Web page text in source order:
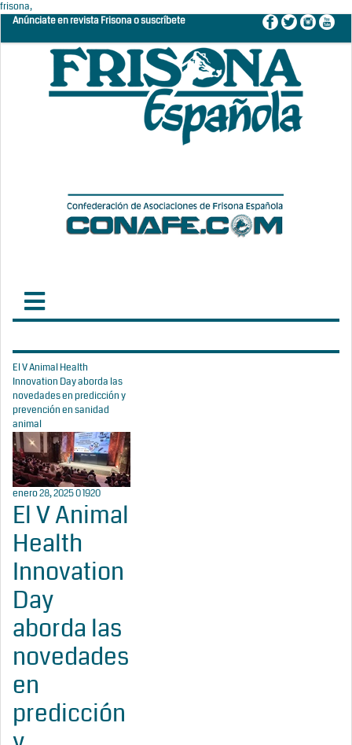
frisona,
Anúnciate en revista Frisona o suscríbete
El V Animal Health
Innovation Day aborda las
novedades en predicción y
prevención en sanidad
animal
enero 28, 202501920
El V Animal
Health
Innovation
Day
aborda las
novedades
en
predicción